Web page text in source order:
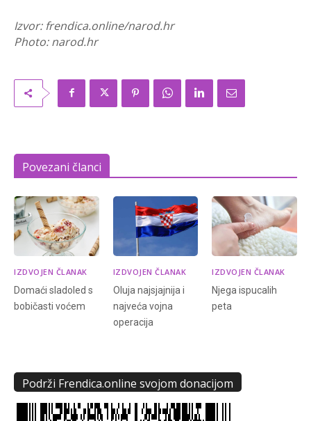
Izvor: frendica.online/narod.hr
Photo: narod.hr
Povezani članci
IZDVOJEN ČLANAK
Domaći sladoled s
bobičasti voćem
IZDVOJEN ČLANAK
Oluja najsjajnija i
najveća vojna
operacija
IZDVOJEN ČLANAK
Njega ispucalih
peta
Podrži Frendica.online svojom donacijom